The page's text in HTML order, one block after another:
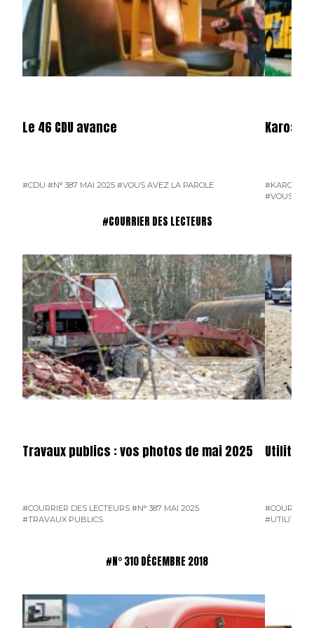
Le 46 CDU avance
#CDU #N° 387 MAI 2025 #VOUS AVEZ LA PAROLE
Karosa
#KAROSA
#VOUS
#COURRIER DES LECTEURS
Travaux publics : vos photos de mai 2025
#COURRIER DES LECTEURS #N° 387 MAI 2025
#TRAVAUX PUBLICS
#COURRIER
#N° 310 DÉCEMBRE 2018